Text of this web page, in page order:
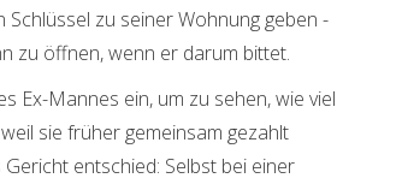
zu seiner Wohnung geben -
zu öffnen, wenn er darum bittet.
Ex-Mannes ein, um zu sehen, wie viel
sie früher gemeinsam gezahlt
entschied: Selbst bei einer